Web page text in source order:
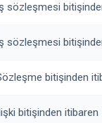
sözleşmesi
sözleşmesi
bitişinden
bitişinden itibaren